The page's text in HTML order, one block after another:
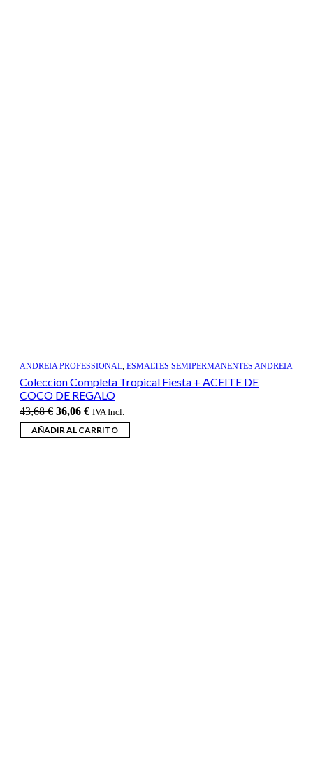
ANDREIA PROFESSIONAL, ESMALTES SEMIPERMANENTES ANDREIA
Coleccion Completa Tropical Fiesta + ACEITE DE
COCO DE REGALO
43,68€ El
precio
original
36,06 €El
precio
actual
IVA Incl.
AÑADIR AL CARRITO